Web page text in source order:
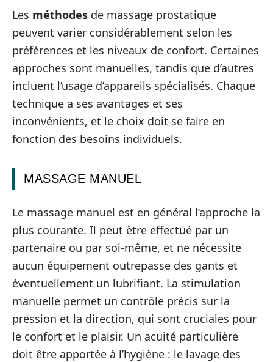
Les méthodes de massage prostatique
peuvent varier considérablement selon les
préférences et les niveaux de confort. Certaines
approches sont manuelles, tandis que d’autres
incluent l’usage d’appareils spécialisés. Chaque
technique a ses avantages et ses
inconvénients, et le choix doit se faire en
fonction des besoins individuels.
MASSAGE MANUEL
Le massage manuel est en général l’approche la
plus courante. Il peut être effectué par un
partenaire ou par soi-même, et ne nécessite
aucun équipement outrepasse des gants et
éventuellement un lubrifiant. La stimulation
manuelle permet un contrôle précis sur la
pression et la direction, qui sont cruciales pour
le confort et le plaisir. Un acuité particulière
doit être apportée à l’hygiène : le lavage des